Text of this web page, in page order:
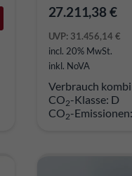
Fahrzeug parken27.211,38 €
UVP: 31.456,14 €
incl. 20% MwSt.
inkl. NoVA
Verbrauch
CO2-Klasse: D
CO2-Emissionen: